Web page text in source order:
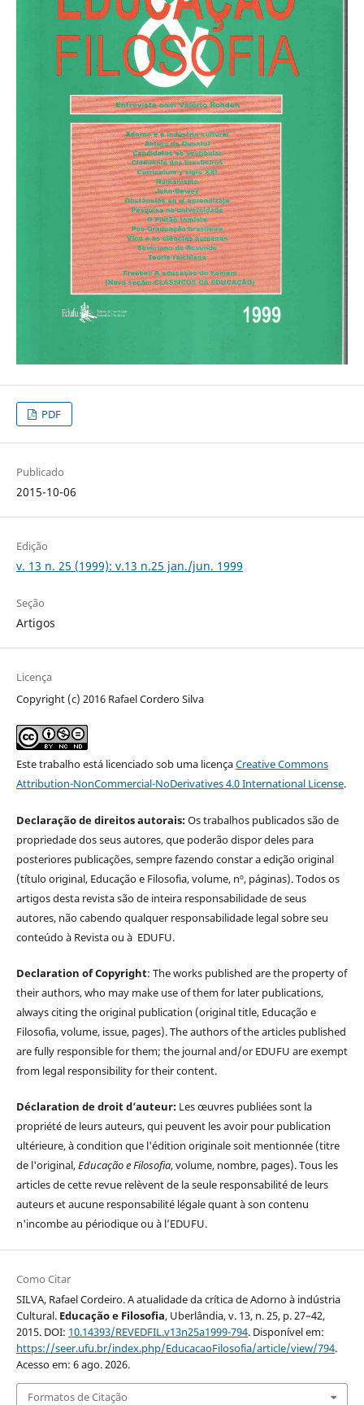
PDF
Publicado
2015-10-06
Edição
v. 13 n. 25 (1999): v.13 n.25 jan./jun. 1999
Seção
Artigos
Licença
Copyright (c) 2016 Rafael Cordero Silva
Este trabalho está licenciado sob uma licençaCreative Commons
Attribution-NonCommercial-NoDerivatives 4.0 International License.
Declaração de direitos autorais:Os trabalhos publicados são de
propriedade dos seus autores, que poderão dispor deles para
posteriores publicações, sempre fazendo constar a edição original
(título original, Educação e Filosofia, volume, nº, páginas). Todos os
artigos desta revista são de inteira responsabilidade de seus
autores, não cabendo qualquer responsabilidade legal sobre seu
conteúdo à Revista ou à EDUFU.
Declaration of Copyright: The works published are the property of
their authors, who may make use of them for later publications,
always citing the original publication (original title, Educação e
Filosofia, volume, issue, pages). The authors of the articles published
are fully responsible for them; the journal and/or EDUFU are exempt
from legal responsibility for their content.
Déclaration de droit d’auteur: Les œuvres publiées sont la
propriété de leurs auteurs, qui peuvent les avoir pour publication
ultérieure, à condition que l'édition originale soit mentionnée (titre
de l'original,Educação e Filosofia, volume, nombre, pages). Tous les
articles de cette revue relèvent de la seule responsabilité de leurs
auteurs et aucune responsabilité légale quant à son contenu
n'incombe au périodique ou à l’EDUFU.
Como Citar
SILVA, Rafael Cordeiro. A atualidade da crítica de Adorno à indústria
Cultural. Educação e Filosofia, Uberlândia, v. 13, n. 25, p. 27–42,
2015. DOI: 10.14393/REVEDFIL.v13n25a1999-794. Disponível em:
https://seer.ufu.br/index.php/EducacaoFilosofia/article/view/794.
Acesso em: 6 ago. 2026.
Formatos de Citação